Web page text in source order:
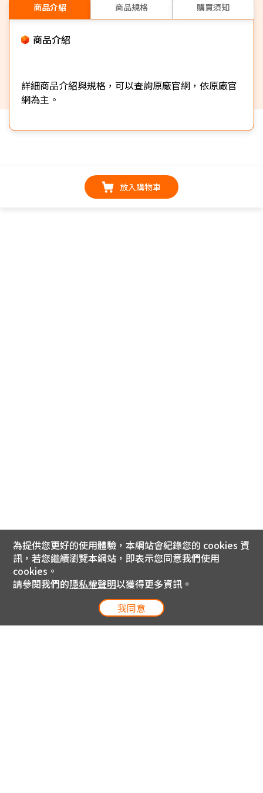
商品介紹 商品規格 購買須知
商品介紹
詳細商品介紹與規格，可以查詢原廠官網，依原廠官
網為主。
放入購物車
為提供您更好的使用體驗，本網站會紀錄您的 cookies 資
訊，若您繼續瀏覽本網站，即表示您同意我們使用
cookies。
請參閱我們的隱私權聲明以獲得更多資訊。
我同意